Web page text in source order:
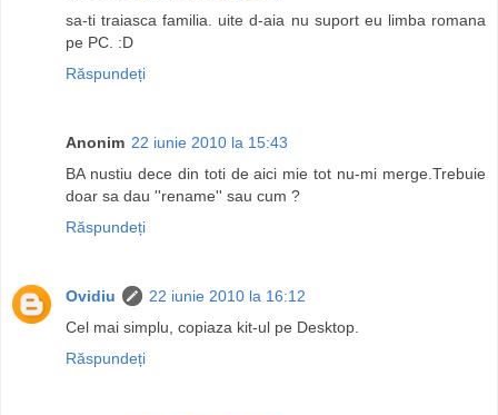
sa-ti traiasca familia. uite d-aia nu suport eu limba romana
pe PC. :D
Răspundeți
Anonim 22 iunie 2010 la 15:43
BA nustiu dece din toti de aici mie tot nu-mi merge.Trebuie
doar sa dau ''rename'' sau cum ?
Răspundeți
Ovidiu
22 iunie 2010 la 16:12
Cel mai simplu, copiaza kit-ul pe Desktop.
Răspundeți